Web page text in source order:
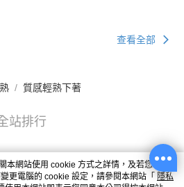
查看全部
質感輕熟下著
站排行
本網站使用 cookie 方式之詳情，及若您不希
更電腦的 cookie 設定，請參閱本網站「 隱私